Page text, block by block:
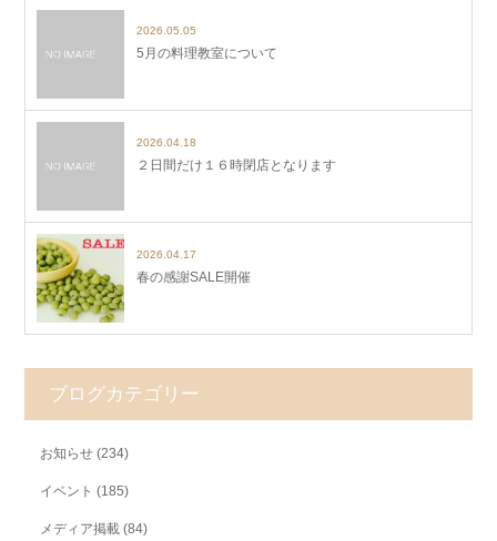
2026.05.05
5月の料理教室について
2026.04.18
２日間だけ１６時閉店となります
2026.04.17
春の感謝SALE開催
ブログカテゴリー
お知らせ (234)
イベント (185)
メディア掲載 (84)